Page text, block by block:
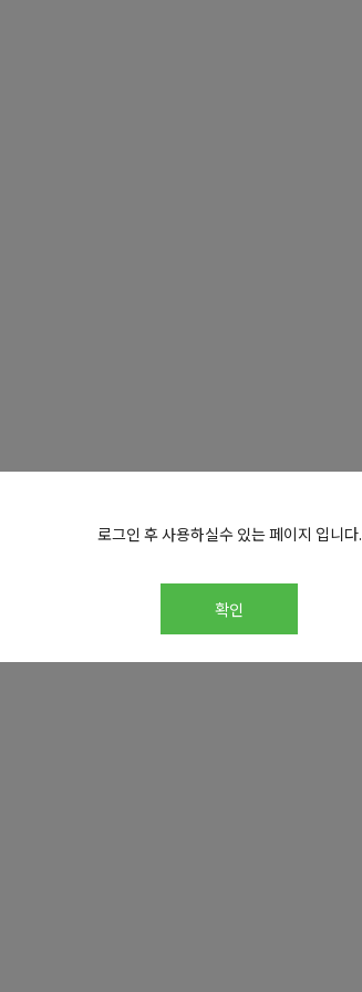
로그인 후 사용하실수 있는 페이지 입니다.
확인